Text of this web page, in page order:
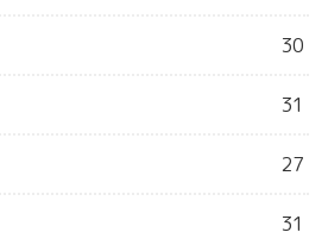
30
31
27
31